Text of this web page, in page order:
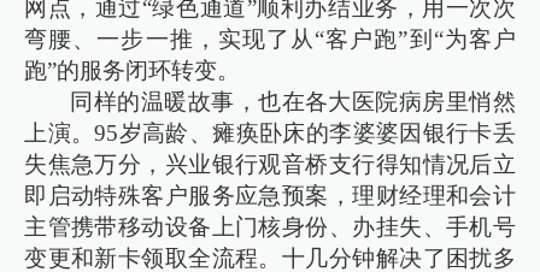
网点，通过“绿色通道”顺利办结业务，用一次次
弯腰、一步一推，实现了从“客户跑”到“为客户
跑”的服务闭环转变。
同样的温暖故事，也在各大医院病房里悄然
上演。95岁高龄、瘫痪卧床的李婆婆因银行卡丢
失焦急万分，兴业银行观音桥支行得知情况后立
即启动特殊客户服务应急预案，理财经理和会计
主管携带移动设备上门核身份、办挂失、手机号
变更和新卡领取全流程。十几分钟解决了困扰多